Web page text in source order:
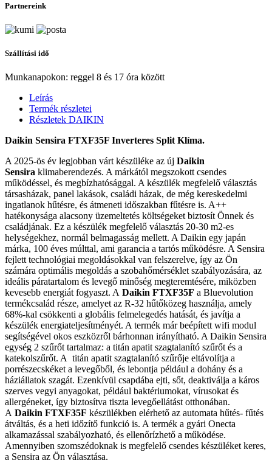
Partnereink
Szállítási idő
Munkanapokon: reggel 8 és 17 óra között
Leírás
Termék részletei
Részletek DAIKIN
Daikin Sensira FTXF35F Inverteres Split Klíma.
A 2025-ös év legjobban várt készüléke az új Daikin
Sensira klimaberendezés. A márkától megszokott csendes
működéssel, és megbízhatósággal. A készülék megfelelő választás
társasházak, panel lakások, családi házak, de még kereskedelmi
ingatlanok hűtésre, és átmeneti időszakban fűtésre is. A++
hatékonysága alacsony üzemeltetés költségeket biztosít Önnek és
családjának. Ez a készülék megfelelő választás 20-30 m2-es
helységekhez, normál belmagasság mellett. A Daikin egy japán
márka, 100 éves múlttal, ami garancia a tartós működésre. A Sensira
fejlett technológiai megoldásokkal van felszerelve, így az Ön
számára optimális megoldás a szobahőmérséklet szabályozására, az
ideális páratartalom és levegő minőség megteremtésére, miközben
kevesebb energiát fogyaszt. A Daikin FTXF35F a Bluevolution
termékcsalád része, amelyet az R-32 hűtőközeg használja, amely
68%-kal csökkenti a globális felmelegedés hatását, és javítja a
készülék energiateljesítményét. A termék már beépített wifi modul
segítségével okos eszközről bárhonnan irányítható. A Daikin Sensira
egység 2 szűrőt tartalmaz: a titán apatit szagtalanító szűrőt és a
katekolszűrőt. A titán apatit szagtalanító szűrője eltávolítja a
porrészecskéket a levegőből, és lebontja például a dohány és a
háziállatok szagát. Ezenkívül csapdába ejti, sőt, deaktiválja a káros
szerves vegyi anyagokat, például baktériumokat, vírusokat és
allergéneket, így biztosítva tiszta levegőellátást otthonában.
A Daikin FTXF35F készülékben elérhető az automata hűtés- fűtés
átváltás, és a heti időzítő funkció is. A termék a gyári Onecta
alkamazással szabályozható, és ellenőrízhető a működése.
Amennyiben szomszédoknak is megfelelő csendes készüléket keres,
a Sensira az Ön választása.